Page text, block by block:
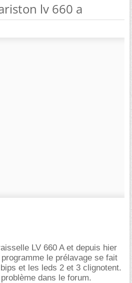
lv 660 a
LV 660 A et depuis hier
le prélavage se fait
et les leds 2 et 3 clignotent.
dans le forum.